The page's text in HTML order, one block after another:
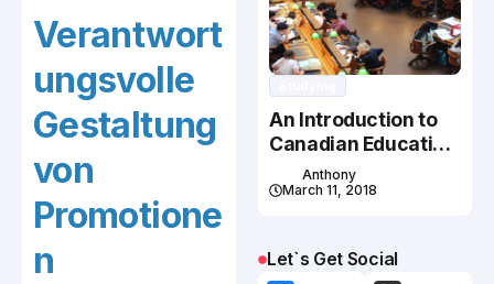
Verantwort
ungsvolle
Gestaltung
von
Promotione
n
An Introduction to
Canadian Education
System
Anthony
March 11, 2018
Let`s Get Social